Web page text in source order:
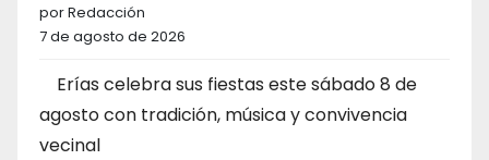
por Redacción
7 de agosto de 2026
Erías celebra sus fiestas este sábado 8 de
agosto con tradición, música y convivencia
vecinal